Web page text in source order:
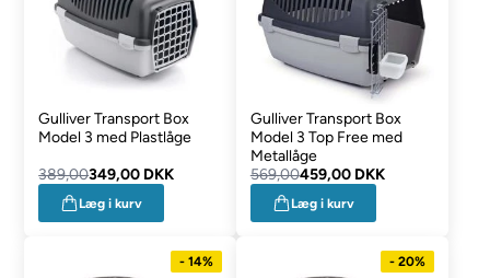
Gulliver Transport Box
Model 3 med Plastlåge
389,00349,00 DKK
Læg i kurv
Gulliver Transport Box
Model 3 Top Free med
Metallåge
569,00459,00 DKK
Læg i kurv
- 14% - 20%